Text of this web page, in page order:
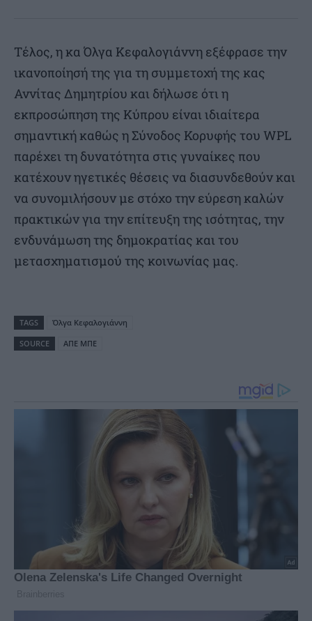
Τέλος, η κα Όλγα Κεφαλογιάννη εξέφρασε την
ικανοποίησή της για τη συμμετοχή της κας
Αννίτας Δημητρίου και δήλωσε ότι η
εκπροσώπηση της Κύπρου είναι ιδιαίτερα
σημαντική καθώς η Σύνοδος Κορυφής του WPL
παρέχει τη δυνατότητα στις γυναίκες που
κατέχουν ηγετικές θέσεις να διασυνδεθούν και
να συνομιλήσουν με στόχο την εύρεση καλών
πρακτικών για την επίτευξη της ισότητας, την
ενδυνάμωση της δημοκρατίας και του
μετασχηματισμού της κοινωνίας μας.
TAGS
Όλγα Κεφαλογιάννη
SOURCE
ΑΠΕ ΜΠΕ